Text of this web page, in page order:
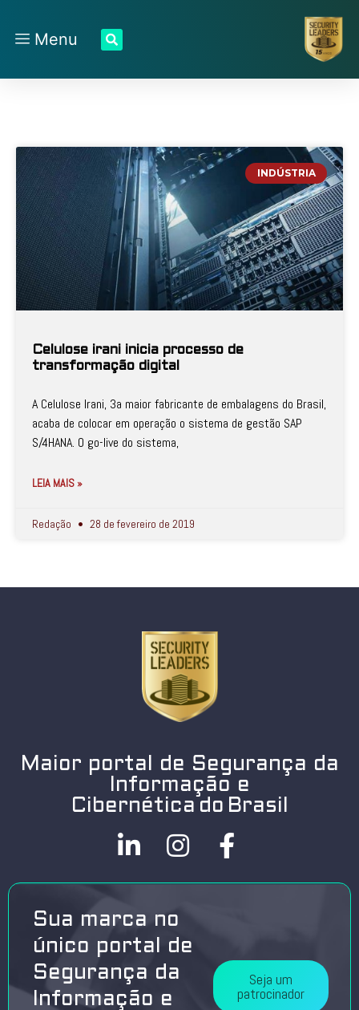
Menu
INDÚSTRIA
Celulose irani inicia processo de
transformação digital
A Celulose Irani, 3a maior fabricante de embalagens do Brasil,
acaba de colocar em operação o sistema de gestão SAP
S/4HANA. O go-live do sistema,
LEIA MAIS »
Redação 28 de fevereiro de 2019
Maior portal de Segurança da
Informação e
Cibernética do Brasil
Sua marca no
único portal de
Segurança da
Informação e
Seja um
patrocinador